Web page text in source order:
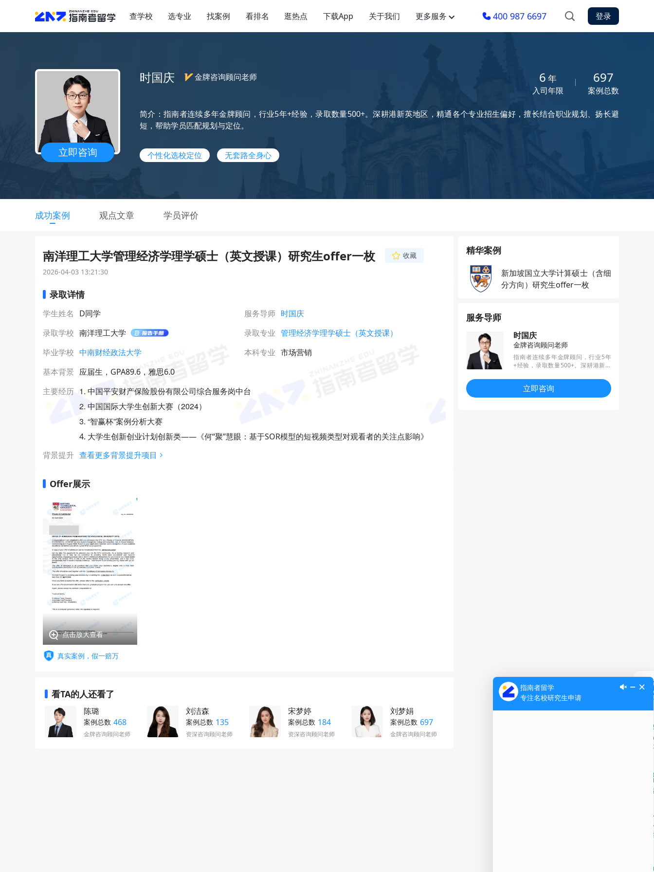
查学校 选专业 找案例 看排名 逛热点 下载App 关于我们 更多服务 400 987 6697 登录
立即咨询
时国庆 金牌咨询顾问老师 6 年
入司年限
697
案例总数
简介：指南者连续多年金牌顾问，行业5年+经验，录取数量500+。深耕港新英地区，精通各个专业招生偏好，擅长结合职业规划、扬长避
短，帮助学员匹配规划与定位。
个性化选校定位 无套路全身心
成功案例 观点文章 学员评价
南洋理工大学管理经济学理学硕士（英文授课）研究生offer一枚
收藏
2026-04-03 13:21:30
录取详情
学生姓名 D同学 服务导师 时国庆
录取学校 南洋理工大学 录取专业 管理经济学理学硕士（英文授课）
毕业学校 中南财经政法大学 本科专业 市场营销
基本背景 应届生，GPA89.6，雅思6.0
主要经历 1. 中国平安财产保险股份有限公司综合服务岗中台
2. 中国国际大学生创新大赛（2024）
3. “智赢杯”案例分析大赛
4. 大学生创新创业计划创新类——《何“聚”慧眼：基于SOR模型的短视频类型对观看者的关注点影响》
背景提升 查看更多背景提升项目
Offer展示
点击放大查看
真实案例，假一赔万
看TA的人还看了
陈璐
案例总数 468
金牌咨询顾问老师
刘洁森
案例总数 135
资深咨询顾问老师
宋梦婷
案例总数 184
资深咨询顾问老师
刘梦娟
案例总数 697
金牌咨询顾问老师
精华案例
新加坡国立大学计算硕士（含细
分方向）研究生offer一枚
服务导师
时国庆
金牌咨询顾问老师
指南者连续多年金牌顾问，行业5年
+经验，录取数量500+。深耕港新英
结合职业规划、扬长避短，帮助学员
匹配规划与定位。
立即咨询
公
微
在
网络不给力，请刷新重试